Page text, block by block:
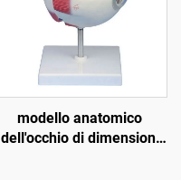
modello anatomico
dell'occhio di dimensioni